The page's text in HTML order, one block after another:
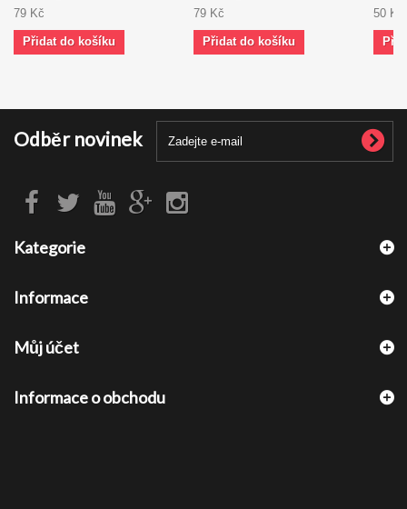
79 Kč
Přidat do košíku
79 Kč
Přidat do košíku
50 Kč
Odběr novinek
Kategorie
Informace
Můj účet
Informace o obchodu